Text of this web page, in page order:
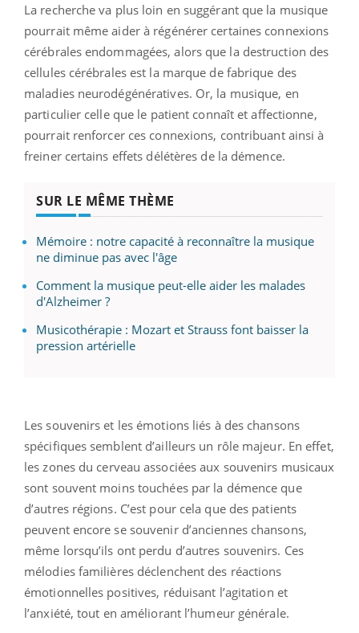
La recherche va plus loin en suggérant que la musique
pourrait même aider à régénérer certaines connexions
cérébrales endommagées, alors que la destruction des
cellules cérébrales est la marque de fabrique des
maladies neurodégénératives. Or, la musique, en
particulier celle que le patient connaît et affectionne,
pourrait renforcer ces connexions, contribuant ainsi à
freiner certains effets délétères de la démence.
SUR LE MÊME THÈME
Mémoire : notre capacité à reconnaître la musique
ne diminue pas avec l'âge
Comment la musique peut-elle aider les malades
d'Alzheimer ?
Musicothérapie : Mozart et Strauss font baisser la
pression artérielle
Les souvenirs et les émotions liés à des chansons
spécifiques semblent d’ailleurs un rôle majeur. En effet,
les zones du cerveau associées aux souvenirs musicaux
sont souvent moins touchées par la démence que
d’autres régions. C’est pour cela que des patients
peuvent encore se souvenir d’anciennes chansons,
même lorsqu’ils ont perdu d’autres souvenirs. Ces
mélodies familières déclenchent des réactions
émotionnelles positives, réduisant l’agitation et
l’anxiété, tout en améliorant l’humeur générale.